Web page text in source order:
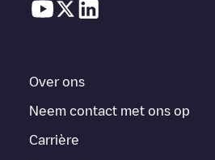
Over ons
Neem contact met ons op
Carrière